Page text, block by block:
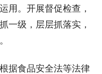
用。开展督促检查，
一级，层层抓落实，
据食品安全法等法律